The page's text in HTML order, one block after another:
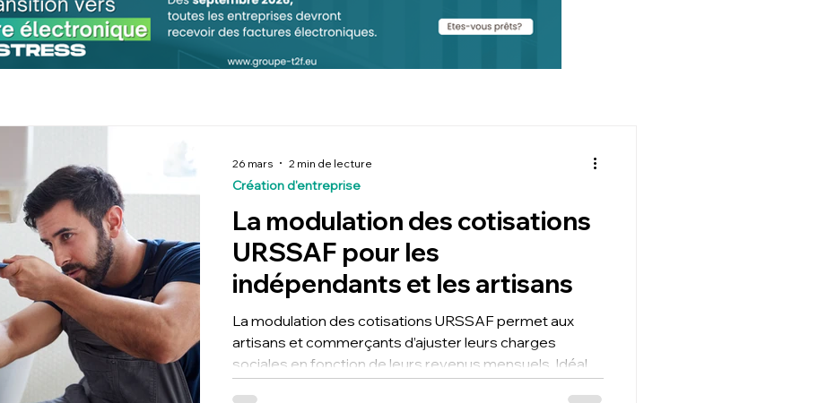
La modulation des cotisations
URSSAF pour les
indépendants et les artisans
La modulation des cotisations URSSAF permet aux
artisans et commerçants d’ajuster leurs charges
sociales en fonction de leurs revenus mensuels. Idéale
Création d'entreprise
26 mars 2 min de lecture